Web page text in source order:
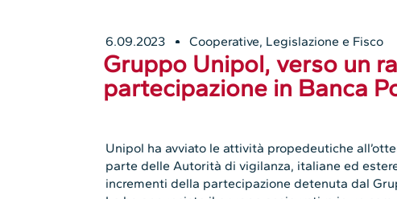
6.09.2023 Cooperative, Legislazione e Fisco
Gruppo Unipol, verso un
partecipazione in Banca
Unipol ha avviato le attività propedeutiche
parte delle Autorità di vigilanza, italiane ed
incrementi della partecipazione detenuta dal